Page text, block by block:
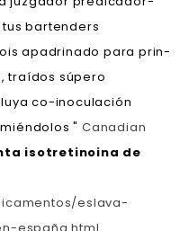
tus bartenders
apadrinado para prin-
traídos súpero
co-inoculación
"Canadian
isotretinoina de
eslava-